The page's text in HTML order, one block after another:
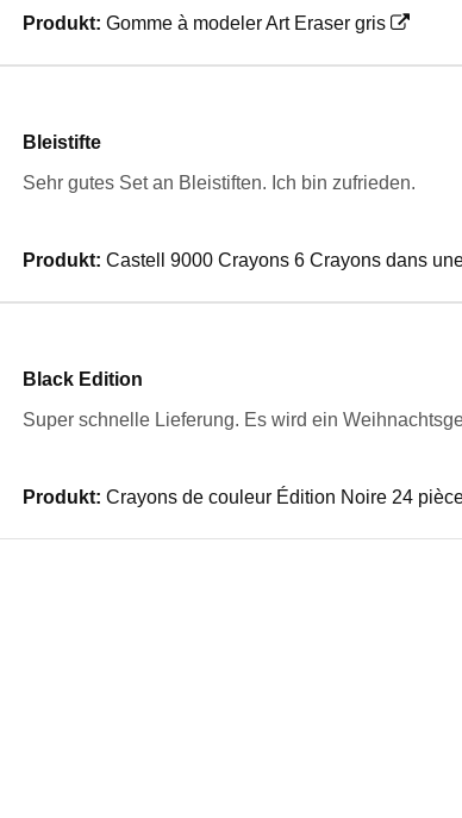
Produkt:Gomme à modeler Art Eraser gris
Bleistifte
Sehr gutes Set an Bleistiften. Ich bin zufrieden.
Produkt:Castell 9000 Crayons 6 Crayons dans
Black Edition
Super schnelle Lieferung. Es wird ein
Produkt:Crayons de couleur Édition Noire 24